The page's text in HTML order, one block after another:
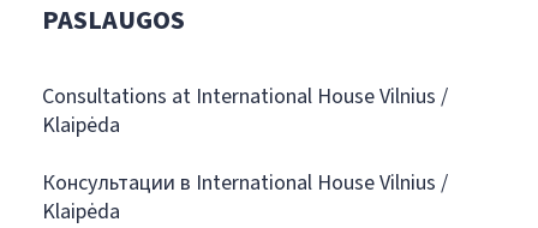
PASLAUGOS
Consultations at International House Vilnius /
Klaipėda
Консультации в International House Vilnius /
Klaipėda